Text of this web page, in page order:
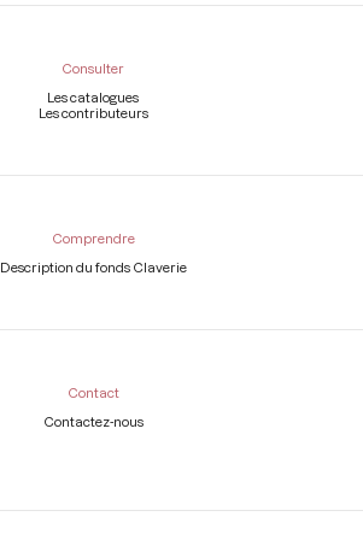
Consulter
Les catalogues
Les contributeurs
Comprendre
Description du fonds Claverie
Contact
Contactez-nous